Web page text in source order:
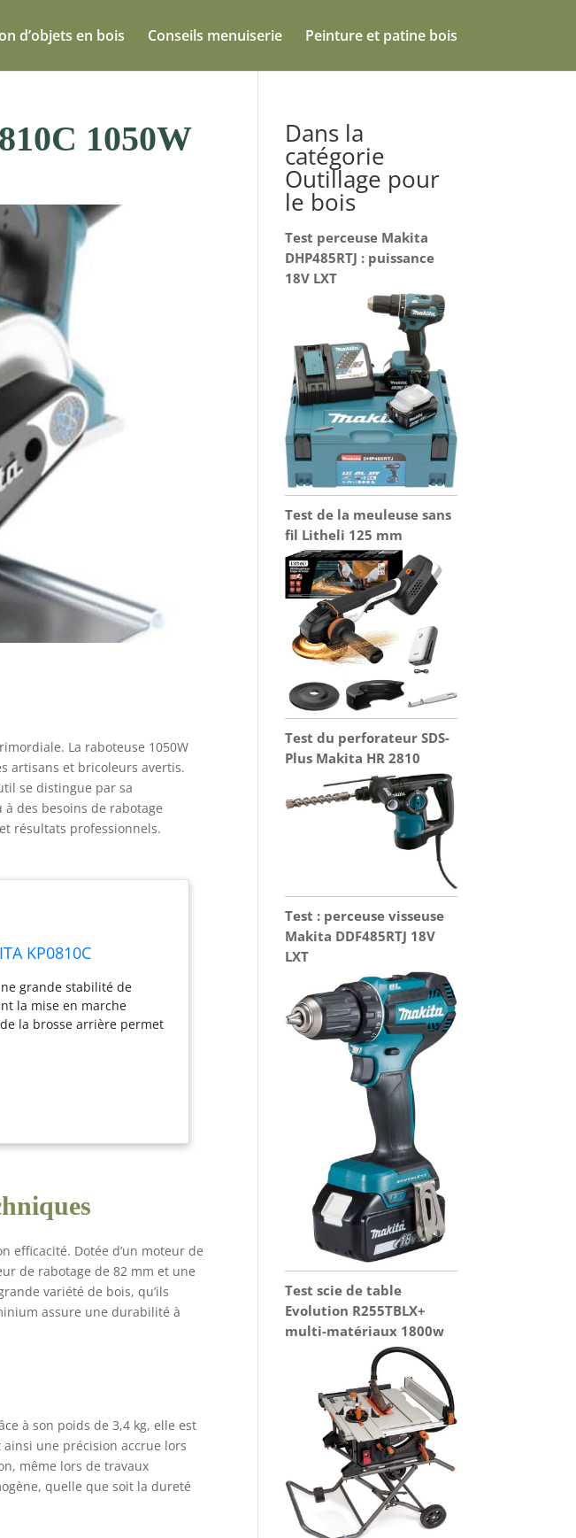
d’objets en bois Conseils menuiserie Peinture et patine bois
1050W
La raboteuse 1050W
artisans et bricoleurs avertis.
se distingue par sa
des besoins de rabotage
résultats professionnels.
KP0810C
grande stabilité de
la mise en marche
la brosse arrière permet
des copeaux.
x 168 x 290 mm
net : 3 3 la longueur du
efficacité. Dotée d’un moteur de
de rabotage de 82 mm et une
variété de bois, qu’ils
assure une durabilité à
à son poids de 3,4 kg, elle est
une précision accrue lors
même lors de travaux
quelle que soit la dureté
Dans la
catégorie
Outillage pour
le bois
Test perceuse Makita
DHP485RTJ : puissance
18V LXT
Test de la meuleuse sans
fil Litheli 125 mm
Test du perforateur SDS-
Plus Makita HR 2810
Test : perceuse visseuse
Makita DDF485RTJ 18V
LXT
Test scie de table
Evolution R255TBLX+
multi-matériaux 1800w